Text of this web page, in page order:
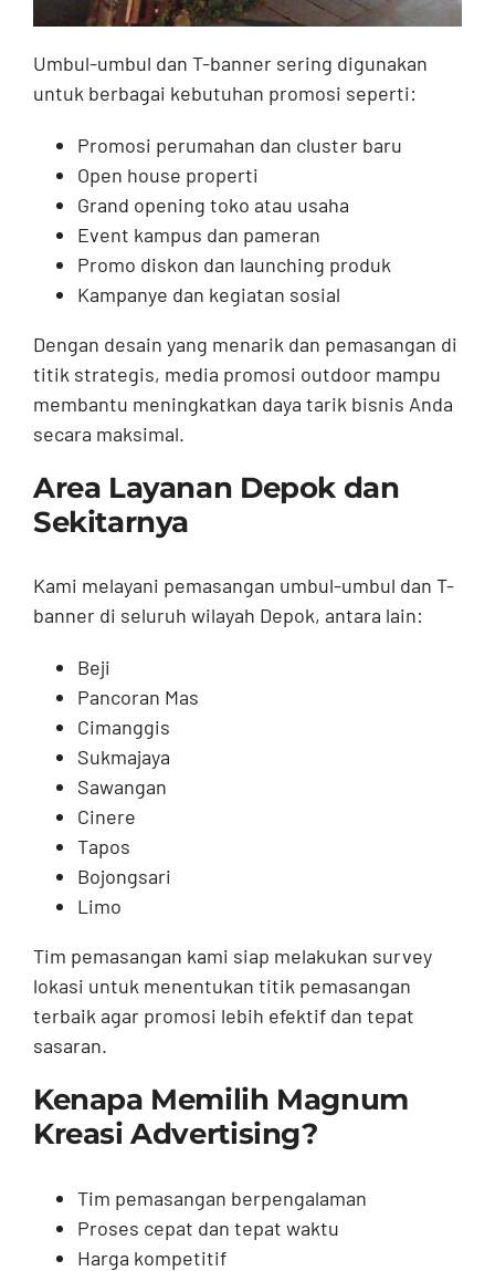
Umbul-umbul dan T-banner sering digunakan
untuk berbagai kebutuhan promosi seperti:
Promosi perumahan dan cluster baru
Open house properti
Grand opening toko atau usaha
Event kampus dan pameran
Promo diskon dan launching produk
Kampanye dan kegiatan sosial
Dengan desain yang menarik dan pemasangan di
titik strategis, media promosi outdoor mampu
membantu meningkatkan daya tarik bisnis Anda
secara maksimal.
Area Layanan Depok dan
Sekitarnya
Kami melayani pemasangan umbul-umbul dan T-
banner di seluruh wilayah Depok, antara lain:
Beji
Pancoran Mas
Cimanggis
Sukmajaya
Sawangan
Cinere
Tapos
Bojongsari
Limo
Tim pemasangan kami siap melakukan survey
lokasi untuk menentukan titik pemasangan
terbaik agar promosi lebih efektif dan tepat
sasaran.
Kenapa Memilih Magnum
Kreasi Advertising?
Tim pemasangan berpengalaman
Proses cepat dan tepat waktu
Harga kompetitif